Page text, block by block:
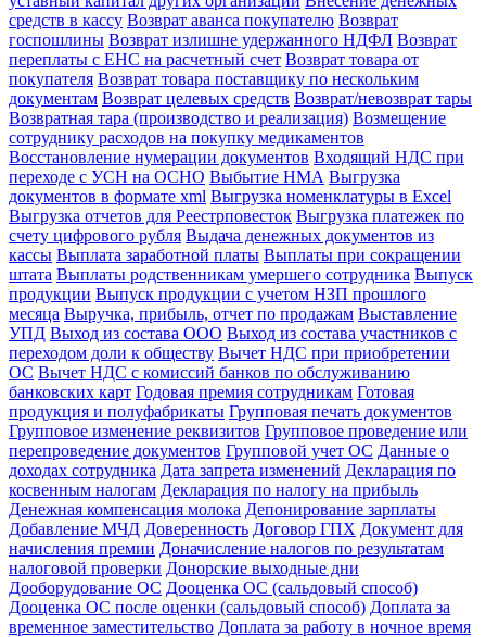
средств в кассу Возврат аванса покупателю Возврат
госпошлины Возврат излишне удержанного НДФЛ Возврат
переплаты с ЕНС на расчетный счет Возврат товара от
покупателя Возврат товара поставщику по нескольким
документам Возврат целевых средств Возврат/невозврат тары
Возвратная тара (производство и реализация) Возмещение
сотруднику расходов на покупку медикаментов
Восстановление нумерации документов Входящий НДС при
переходе с УСН на ОСНО Выбытие НМА Выгрузка
документов в формате xml Выгрузка номенклатуры в Excel
Выгрузка отчетов для Реестрповесток Выгрузка платежек по
счету цифрового рубля Выдача денежных документов из
кассы Выплата заработной платы Выплаты при сокращении
штата Выплаты родственникам умершего сотрудника Выпуск
продукции Выпуск продукции с учетом НЗП прошлого
месяца Выручка, прибыль, отчет по продажам Выставление
УПД Выход из состава ООО Выход из состава участников с
переходом доли к обществу Вычет НДС при приобретении
ОС Вычет НДС с комиссий банков по обслуживанию
банковских карт Годовая премия сотрудникам Готовая
продукция и полуфабрикаты Групповая печать документов
Групповое изменение реквизитов Групповое проведение или
перепроведение документов Групповой учет ОС Данные о
доходах сотрудника Дата запрета изменений Декларация по
косвенным налогам Декларация по налогу на прибыль
Денежная компенсация молока Депонирование зарплаты
Добавление МЧД Доверенность Договор ГПХ Документ для
начисления премии Доначисление налогов по результатам
налоговой проверки Донорские выходные дни
Дооборудование ОС Дооценка ОС (сальдовый способ)
Дооценка ОС после оценки (сальдовый способ) Доплата за
временное заместительство Доплата за работу в ночное время